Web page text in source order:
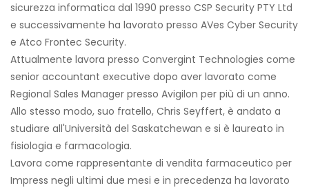
sicurezza informatica dal 1990 presso CSP Security PTY Ltd
e successivamente ha lavorato presso AVes Cyber ​​Security
e Atco Frontec Security.
Attualmente lavora presso Convergint Technologies come
senior accountant executive dopo aver lavorato come
Regional Sales Manager presso Avigilon per più di un anno.
Allo stesso modo, suo fratello, Chris Seyffert, è andato a
studiare all'Università del Saskatchewan e si è laureato in
fisiologia e farmacologia.
Lavora come rappresentante di vendita farmaceutico per
Impress negli ultimi due mesi e in precedenza ha lavorato